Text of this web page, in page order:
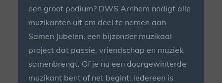
een groot podium? DWS Arnhem nodigt alle
muzikanten uit om deel te nemen aan
Samen Jubelen, een bijzonder muzikaal
project dat passie, vriendschap en muziek
samenbrengt. Of je nu een doorgewinterde
muzikant bent of net begint: iedereen is